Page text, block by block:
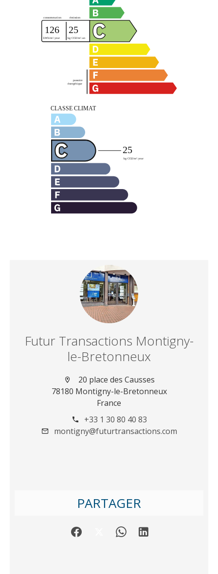
Futur Transactions Montigny-
le-Bretonneux
20 place des Causses
78180 Montigny-le-Bretonneux
France
+33 1 30 80 40 83
montigny@futurtransactions.com
PARTAGER